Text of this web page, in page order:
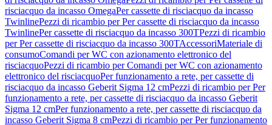
risciacquo da incasso OmegaPer cassette di risciacquo da incasso
TwinlinePezzi di ricambio per Per cassette di risciacquo da incasso
TwinlinePer cassette di risciacquo da incasso 300TPezzi di ricambio
per Per cassette di risciacquo da incasso 300TAccessoriMateriale di
consumoComandi per WC con azionamento elettronico del
risciacquoPezzi di ricambio per Comandi per WC con azionamento
elettronico del risciacquoPer funzionamento a rete, per cassette di
risciacquo da incasso Geberit Sigma 12 cmPezzi di ricambio per Per
funzionamento a rete, per cassette di risciacquo da incasso Geberit
Sigma 12 cmPer funzionamento a rete, per cassette di risciacquo da
incasso Geberit Sigma 8 cmPezzi di ricambio per Per funzionamento